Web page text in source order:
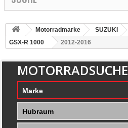
Motorradmarke SUZUKI
GSX-R 1000
2012-2016
MOTORRADSUCHE
Marke
Hubraum